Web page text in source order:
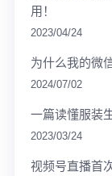
用！
2023/04/24
为什么我的微
2024/07/02
一篇读懂服装
2023/03/24
视频号直播首